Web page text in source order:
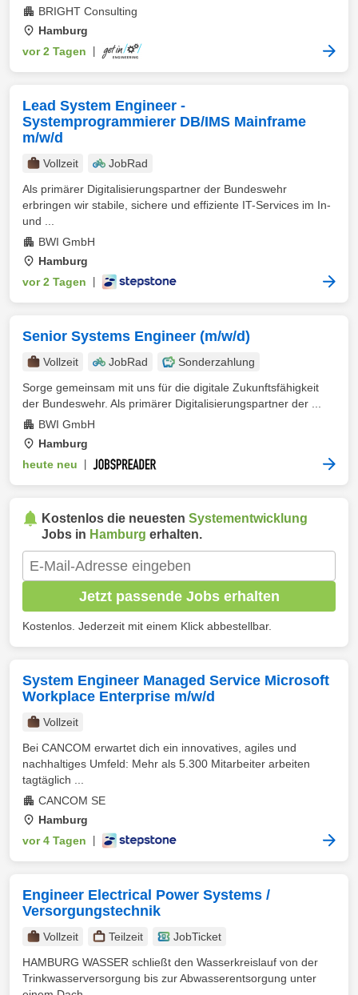
BRIGHT Consulting
Hamburg
vor 2 Tagen
Lead System Engineer -
Systemprogrammierer DB/IMS Mainframe
m/w/d
Vollzeit
JobRad
Als primärer Digitalisierungspartner der Bundeswehr
erbringen wir stabile, sichere und effiziente IT-Services im In-
und ...
BWI GmbH
Hamburg
vor 2 Tagen
Senior Systems Engineer (m/w/d)
Vollzeit JobRad
Sonderzahlung
Sorge gemeinsam mit uns für die digitale Zukunftsfähigkeit
der Bundeswehr. Als primärer Digitalisierungspartner der ...
BWI GmbH
Hamburg
heute neu
Kostenlos die neuesten Systementwicklung
Jobs in Hamburg erhalten.
Jetzt passende Jobs erhalten
Kostenlos. Jederzeit mit einem Klick abbestellbar.
System Engineer Managed Service Microsoft
Workplace Enterprise m/w/d
Vollzeit
Bei CANCOM erwartet dich ein innovatives, agiles und
nachhaltiges Umfeld: Mehr als 5.300 Mitarbeiter arbeiten
tagtäglich ...
CANCOM SE
Hamburg
vor 4 Tagen
Engineer Electrical Power Systems /
Versorgungstechnik
Vollzeit Teilzeit
JobTicket
HAMBURG WASSER schließt den Wasserkreislauf von der
Trinkwasserversorgung bis zur Abwasserentsorgung unter